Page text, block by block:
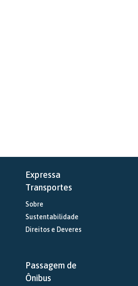
Expressa
Transportes
Sobre
Sustentabilidade
Direitos e Deveres
Passagem de
Ônibus